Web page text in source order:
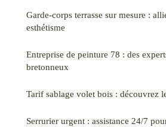
Garde-corps terrasse sur mesure :
esthétisme
Entreprise de peinture 78 : des
bretonneux
Tarif sablage volet bois : découvrez
Serrurier urgent : assistance 24/7